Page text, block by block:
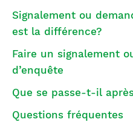
Signalement ou
est la différence?
Faire un signalement
d’enquête
Que se passe-t-il
Questions fréquentes